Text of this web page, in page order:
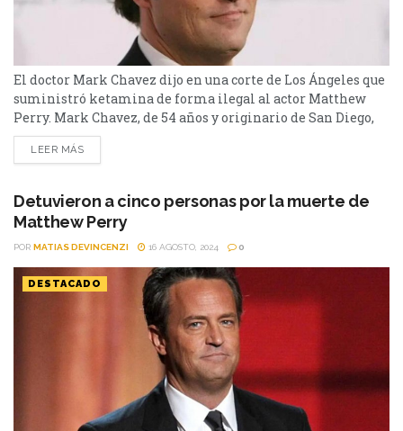
El doctor Mark Chavez dijo en una corte de Los Ángeles que
suministró ketamina de forma ilegal al actor Matthew
Perry. Mark Chavez, de 54 años y originario de San Diego,
admitió su culpabilidad en el caso de Matthew Perry, ante
el tribunal federal en Los Ángeles. La sentencia ha sido
LEER MÁS
Detuvieron a cinco personas por la muerte de
Matthew Perry
POR MATIAS DEVINCENZI 16 AGOSTO, 2024 0
DESTACADO